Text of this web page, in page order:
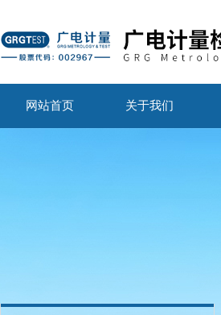
网站首页 关于我们